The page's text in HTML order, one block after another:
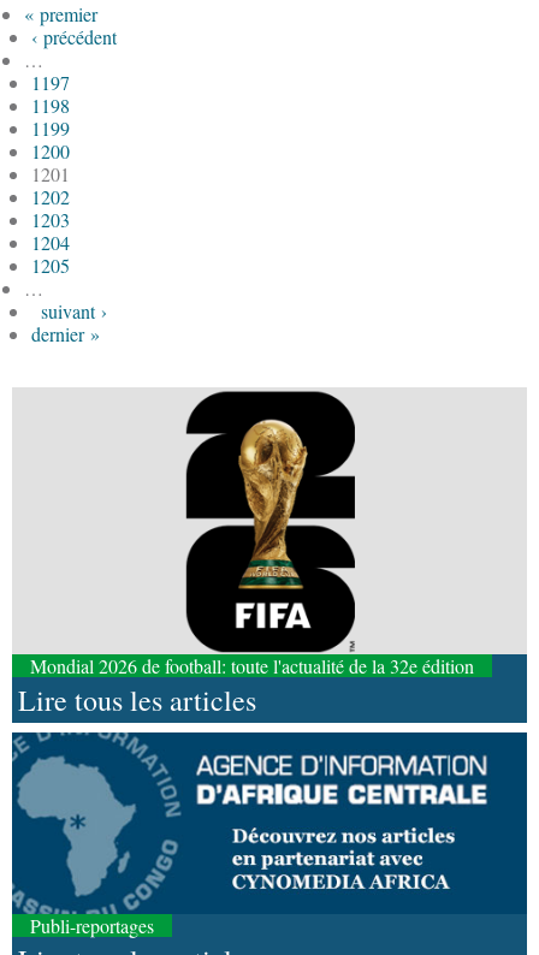
« premier
‹ précédent
…
1197
1198
1199
1200
1201
1202
1203
1204
1205
…
suivant ›
dernier »
Mondial 2026 de football: toute l'actualité de la 32e édition
Lire tous les articles
Publi-reportages